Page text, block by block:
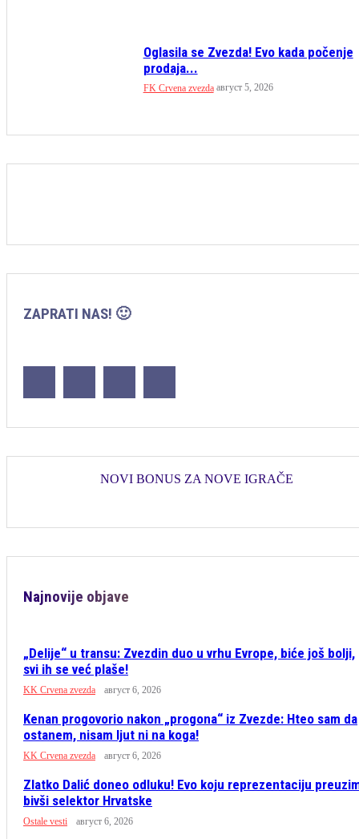
Oglasila se Zvezda! Evo kada počenje
prodaja...
FK Crvena zvezda август 5, 2026
ZAPRATI NAS! 🙂
NOVI BONUS ZA NOVE IGRAČE
Najnovije objave
„Delije“ u transu: Zvezdin duo u vrhu Evrope, biće još bolji,
svi ih se već plaše!
KK Crvena zvezda август 6, 2026
Kenan progovorio nakon „progona“ iz Zvezde: Hteo sam da
ostanem, nisam ljut ni na koga!
KK Crvena zvezda август 6, 2026
Zlatko Dalić doneo odluku! Evo koju reprezentaciju
bivši selektor Hrvatske
Ostale vesti август 6, 2026